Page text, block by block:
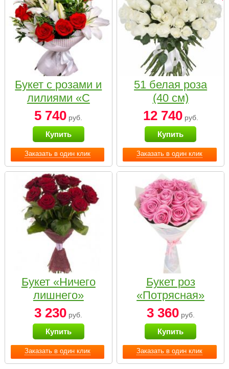
Заказать в один клик
Букет с розами и
лилиями «С
наилучшими
пожеланиями»
5 740 руб.
Купить
Заказать в один клик
51 белая роза
(40 см)
12 740руб.
Купить
Заказать в один клик
Букет «Ничего
лишнего»
3 230 руб.
Купить
Заказать в один клик
Букет роз
«Потрясная»
3 360руб.
Купить